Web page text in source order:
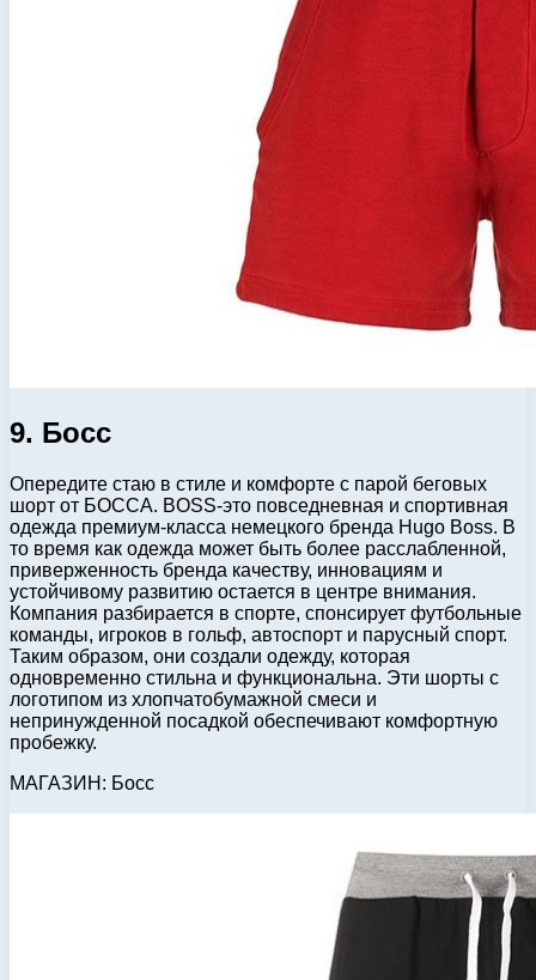
9. Босс
Опередите стаю в стиле и комфорте с парой беговых
шорт от БОССА. BOSS-это повседневная и спортивная
одежда премиум-класса немецкого бренда Hugo Boss. В
то время как одежда может быть более расслабленной,
приверженность бренда качеству, инновациям и
устойчивому развитию остается в центре внимания.
Компания разбирается в спорте, спонсирует футбольные
команды, игроков в гольф, автоспорт и парусный спорт.
Таким образом, они создали одежду, которая
одновременно стильна и функциональна. Эти шорты с
логотипом из хлопчатобумажной смеси и
непринужденной посадкой обеспечивают комфортную
пробежку.
МАГАЗИН: Босс